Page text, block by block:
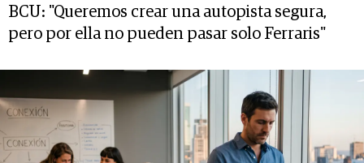
BCU: "Queremos crear una autopista segura,
pero por ella no pueden pasar solo Ferraris"